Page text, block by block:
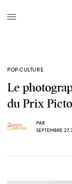
POP-CULTURE
Le
du Prix
PAR
SEPTEMBRE 27,